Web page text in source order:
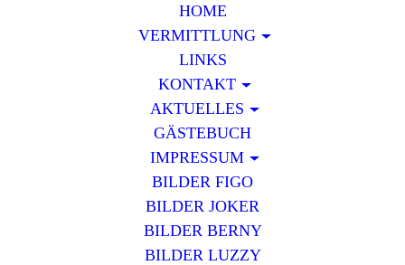
HOME
VERMITTLUNG
LINKS
KONTAKT
AKTUELLES
GÄSTEBUCH
IMPRESSUM
BILDER FIGO
BILDER JOKER
BILDER BERNY
BILDER LUZZY